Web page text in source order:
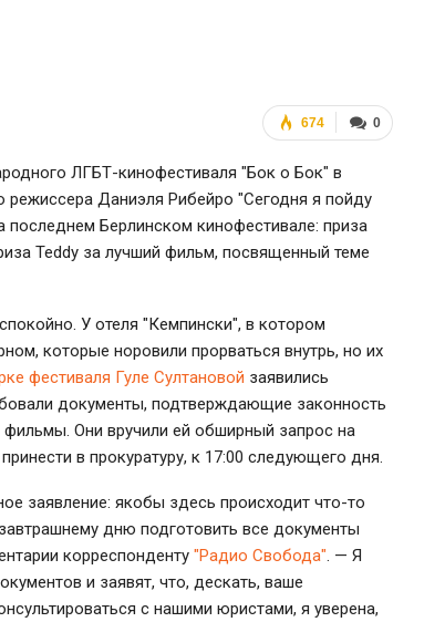
0
674
ЛГБТ-кинофестиваля "Бок о Бок" в
режиссера Даниэля Рибейро "Сегодня я пойду
Берлинском кинофестивале: приза
Teddy за лучший фильм, посвященный теме
У отеля "Кемпински", в котором
которые норовили прорваться внутрь, но их
фестиваля Гуле Султановой заявились
документы, подтверждающие законность
Они вручили ей обширный запрос на
в прокуратуру, к 17:00 следующего дня.
заявление: якобы здесь происходит что-то
дню подготовить все документы
корреспонденту "Радио Свобода" . — Я
и заявят, что, дескать, ваше
с нашими юристами, я уверена,